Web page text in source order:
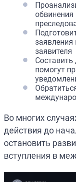
обвинения
заявителя
Составить
помогут
Во многих
действия до
остановить
вступления в